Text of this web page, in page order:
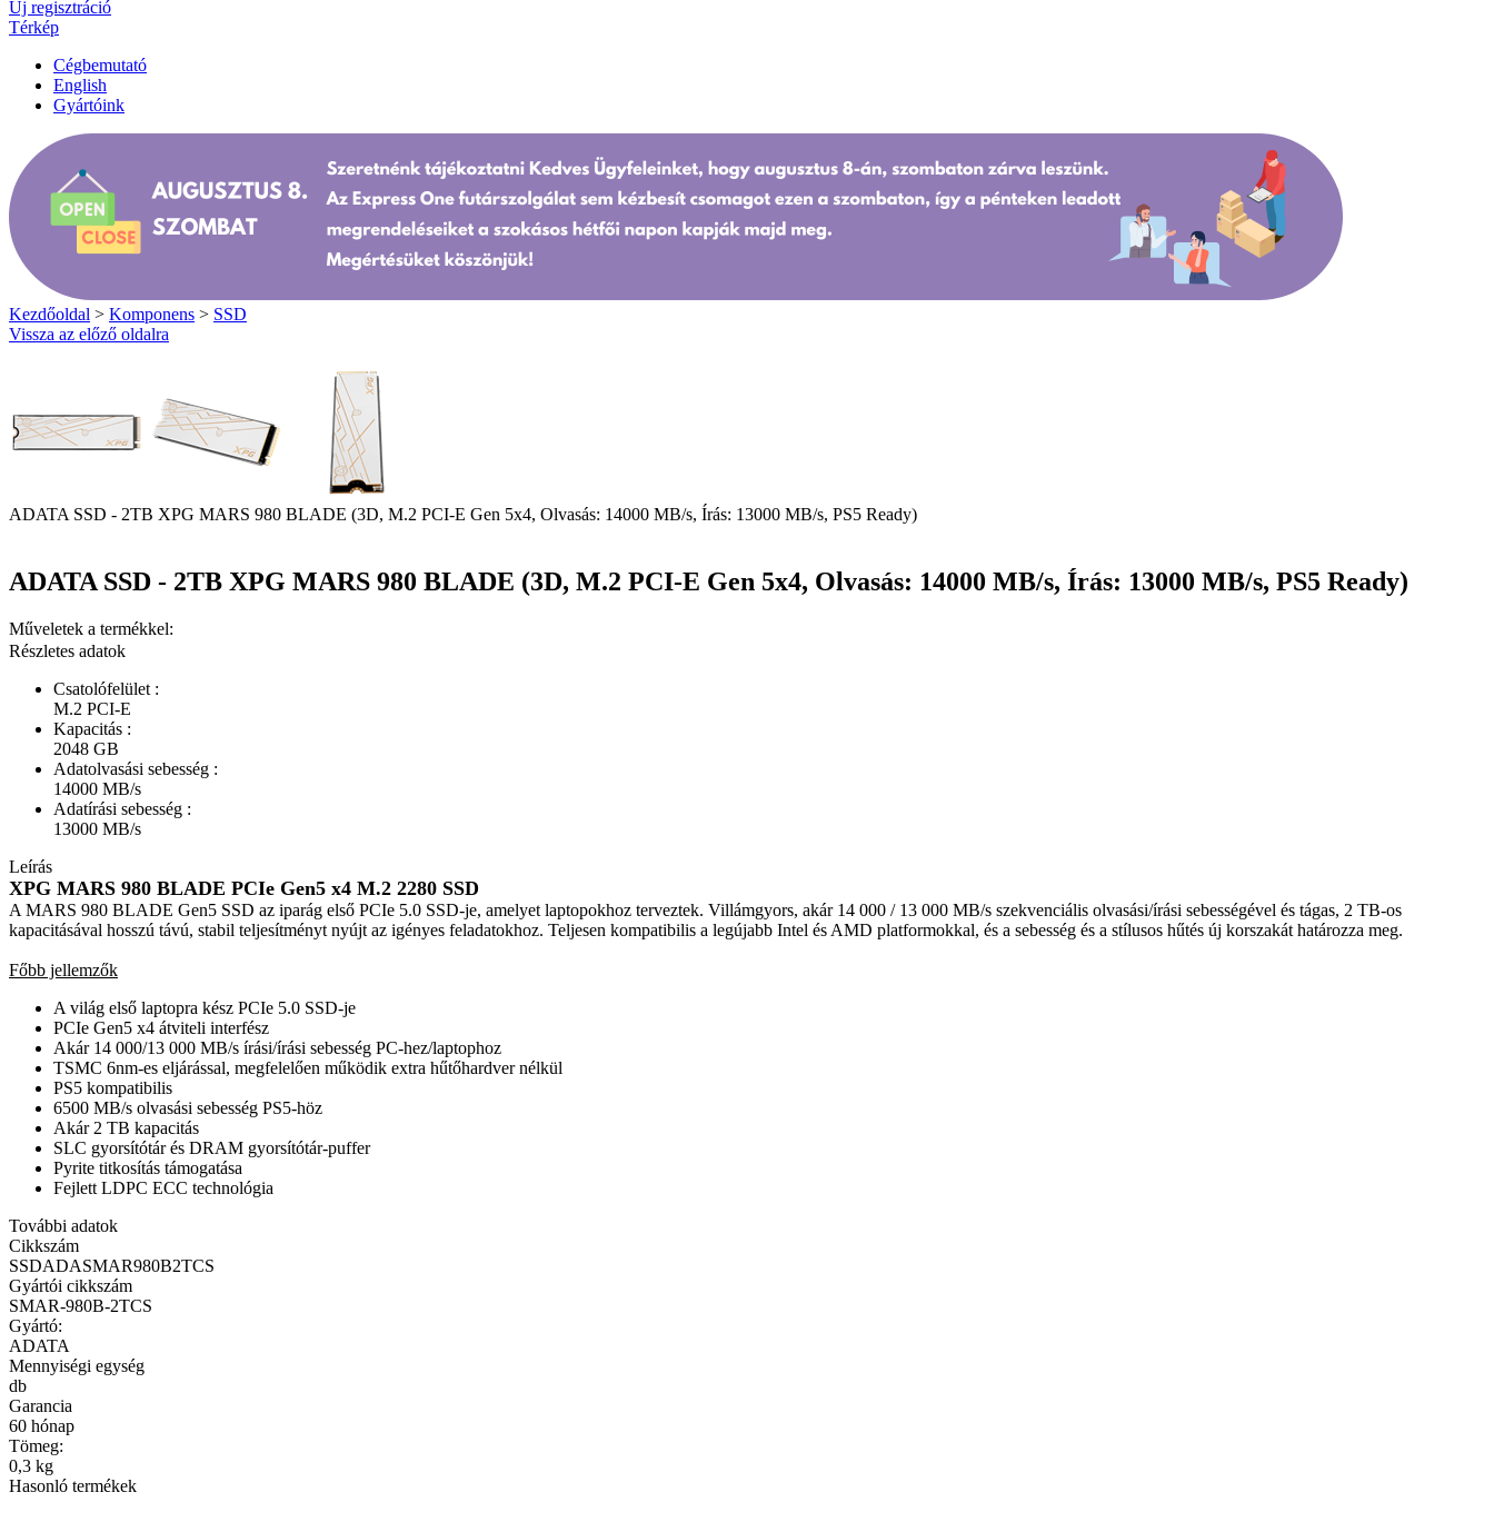
Új regisztráció
Térkép
Cégbemutató
English
Gyártóink
Kezdőoldal > Komponens > SSD
Vissza az előző oldalra
ADATA SSD - 2TB XPG MARS 980 BLADE (3D, M.2 PCI-E Gen 5x4, Olvasás: 14000 MB/s, Írás: 13000 MB/s, PS5 Ready)
ADATA SSD - 2TB XPG MARS 980 BLADE (3D, M.2 PCI-E Gen 5x4, Olvasás: 14000 MB/s, Írás: 13000 MB/s, PS5 Ready)
Műveletek a termékkel:
Részletes adatok
Csatolófelület :
M.2 PCI-E
Kapacitás :
2048 GB
Adatolvasási sebesség :
14000 MB/s
Adatírási sebesség :
13000 MB/s
Leírás
XPG MARS 980 BLADE PCIe Gen5 x4 M.2 2280 SSD
A MARS 980 BLADE Gen5 SSD az iparág első PCIe 5.0 SSD-je, amelyet laptopokhoz terveztek. Villámgyors, akár 14 000 / 13 000 MB/s szekvenciális olvasási/írási sebességével és tágas, 2 TB-os
kapacitásával hosszú távú, stabil teljesítményt nyújt az igényes feladatokhoz. Teljesen kompatibilis a legújabb Intel és AMD platformokkal, és a sebesség és a stílusos hűtés új korszakát határozza meg.
Főbb jellemzők
A világ első laptopra kész PCIe 5.0 SSD-je
PCIe Gen5 x4 átviteli interfész
Akár 14 000/13 000 MB/s írási/írási sebesség PC-hez/laptophoz
TSMC 6nm-es eljárással, megfelelően működik extra hűtőhardver nélkül
PS5 kompatibilis
6500 MB/s olvasási sebesség PS5-höz
Akár 2 TB kapacitás
SLC gyorsítótár és DRAM gyorsítótár-puffer
Pyrite titkosítás támogatása
Fejlett LDPC ECC technológia
További adatok
Cikkszám
SSDADASMAR980B2TCS
Gyártói cikkszám
SMAR-980B-2TCS
Gyártó:
ADATA
Mennyiségi egység
db
Garancia
60 hónap
Tömeg:
0,3 kg
Hasonló termékek